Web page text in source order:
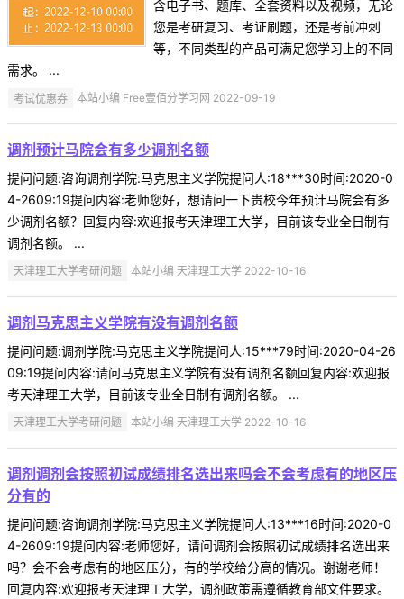
含电子书、题库、全套资料以及视频，无论
您是考研复习、考证刷题，还是考前冲刺
等，不同类型的产品可满足您学习上的不同
需求。 ...
考试优惠券 本站小编 Free壹佰分学习网 2022-09-19
调剂预计马院会有多少调剂名额
提问问题:咨询调剂学院:马克思主义学院提问人:18***30时间:2020-0
4-2609:19提问内容:老师您好，想请问一下贵校今年预计马院会有多
少调剂名额？回复内容:欢迎报考天津理工大学，目前该专业全日制有
调剂名额。 ...
天津理工大学考研问题 本站小编 天津理工大学 2022-10-16
调剂马克思主义学院有没有调剂名额
提问问题:调剂学院:马克思主义学院提问人:15***79时间:2020-04-26
09:19提问内容:请问马克思主义学院有没有调剂名额回复内容:欢迎报
考天津理工大学，目前该专业全日制有调剂名额。 ...
天津理工大学考研问题 本站小编 天津理工大学 2022-10-16
调剂调剂会按照初试成绩排名选出来吗会不会考虑有的地区压
分有的
提问问题:咨询调剂学院:马克思主义学院提问人:13***16时间:2020-0
4-2609:19提问内容:老师您好，请问调剂会按照初试成绩排名选出来
吗？会不会考虑有的地区压分，有的学校给分高的情况。谢谢老师！
回复内容:欢迎报考天津理工大学，调剂政策需遵循教育部文件要求。